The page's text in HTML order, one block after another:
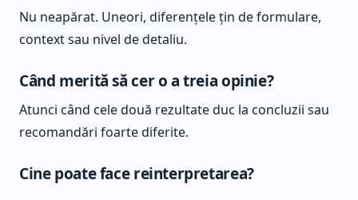
Nu neapărat. Uneori, diferențele țin de formulare,
context sau nivel de detaliu.
Când merită să cer o a treia opinie?
Atunci când cele două rezultate duc la concluzii sau
recomandări foarte diferite.
Cine poate face reinterpretarea?